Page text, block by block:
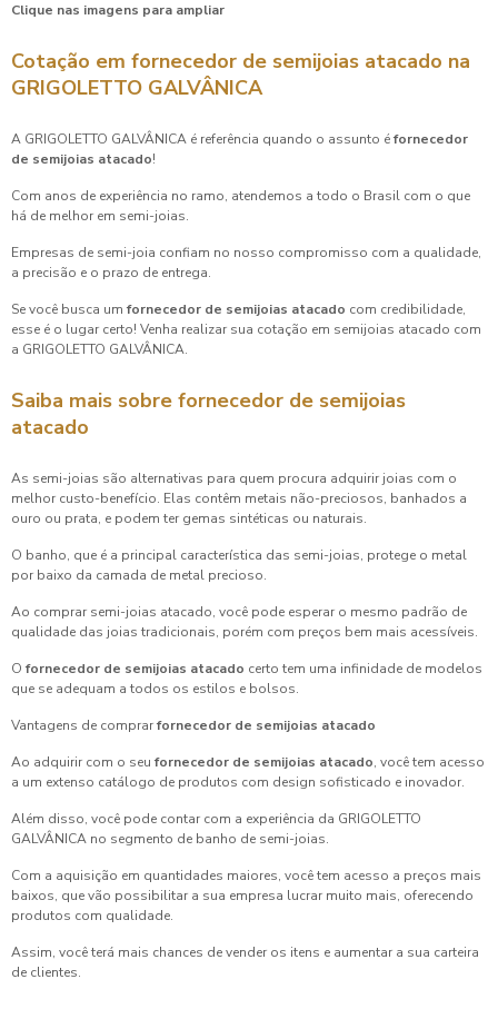
Clique nas imagens para ampliar
Cotação em fornecedor de semijoias atacado na
GRIGOLETTO GALVÂNICA
A GRIGOLETTO GALVÂNICA é referência quando o assunto éfornecedor
de semijoias atacado!
Com anos de experiência no ramo, atendemos a todo o Brasil com o que
há de melhor em semi-joias.
Empresas de semi-joia confiam no nosso compromisso com a qualidade,
a precisão e o prazo de entrega.
Se você busca um fornecedor de semijoias atacado com credibilidade,
esse é o lugar certo! Venha realizar sua cotação em semijoias atacado com
a GRIGOLETTO GALVÂNICA.
Saiba mais sobre fornecedor de semijoias
atacado
As semi-joias são alternativas para quem procura adquirir joias com o
melhor custo-benefício. Elas contêm metais não-preciosos, banhados a
ouro ou prata, e podem ter gemas sintéticas ou naturais.
O banho, que é a principal característica das semi-joias, protege o metal
por baixo da camada de metal precioso.
Ao comprar semi-joias atacado, você pode esperar o mesmo padrão de
qualidade das joias tradicionais, porém com preços bem mais acessíveis.
O fornecedor de semijoias atacado certo tem uma infinidade de modelos
que se adequam a todos os estilos e bolsos.
Vantagens de comprarfornecedor de semijoias atacado
Ao adquirir com o seu fornecedor de semijoias atacado, você tem acesso
a um extenso catálogo de produtos com design sofisticado e inovador.
Além disso, você pode contar com a experiência da GRIGOLETTO
GALVÂNICA no segmento de banho de semi-joias.
Com a aquisição em quantidades maiores, você tem acesso a preços mais
baixos, que vão possibilitar a sua empresa lucrar muito mais, oferecendo
produtos com qualidade.
Assim, você terá mais chances de vender os itens e aumentar a sua carteira
de clientes.